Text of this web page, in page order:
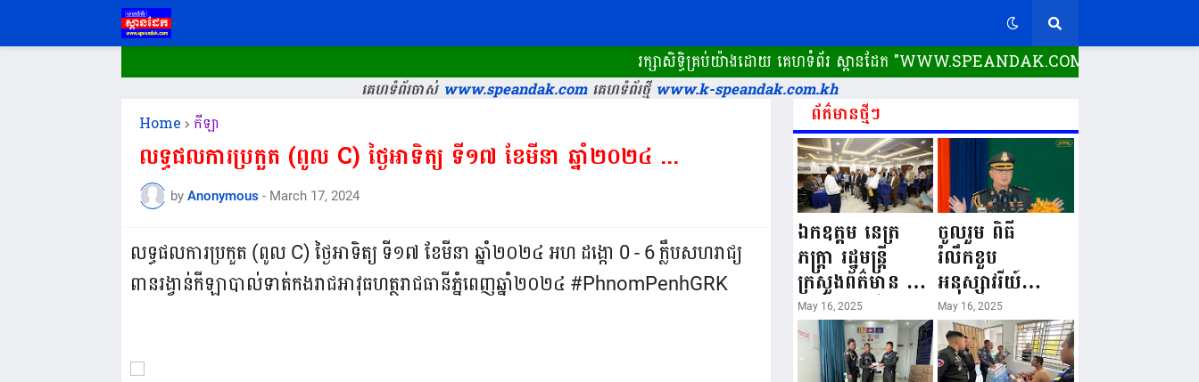
រក្សាសិទ្ធិគ្រប់យ៉ាងដោយ គេហទំព័រ ស្ពានដែក​ "WWW.SPEANDAK.COM" គេហទំព័រ ស្ព
គេហទំព័រចាស់www.speandak.comគេហទំព័រថ្មីwww.k-speandak.com.kh
Home កីឡា
លទ្ធផលការប្រកួត (ពូល C) ថ្ងៃអាទិត្យ ទី១៧ ខែមីនា ឆ្នាំ២០២៤ ...
by Anonymous - March 17, 2024
លទ្ធផលការប្រកួត (ពូល C) ថ្ងៃអាទិត្យ ទី១៧ ខែមីនា ឆ្នាំ២០២៤ អហ ដង្កោ 0 - 6 ក្លឹបសហរាជ្យ
ពានរង្វាន់កីឡាបាល់ទាត់កងរាជអាវុធហត្ថរាជធានីភ្នំពេញឆ្នាំ២០២៤ #PhnomPenhGRK
ព័ត៌មានថ្មីៗ
ឯកឧត្តម នេត្រ
ភក្ត្រា រដ្ឋមន្ត្រី
ក្រសួងព័ត៌មាន នៅ
រសៀលថ្ងៃទី១៦ ខែ
ឧសភា
ឆ្នាំ២០២៥នេះ
May 16, 2025
ចូលរួម ពិធី
រំលឹកខួប
អនុស្សាវរីយ៍
លើកទី៨០ ថ្ងៃ
កំណើតនគរបាល
ជាតិកម្ពុជា “១៦
May 16, 2025